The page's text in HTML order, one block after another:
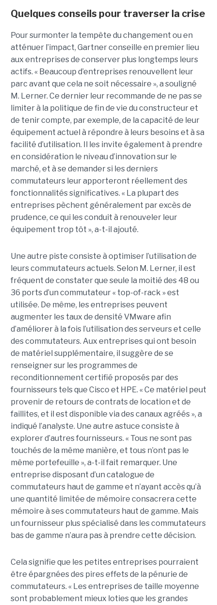
Quelques conseils pour traverser la crise
Pour surmonter la tempête du changement ou en
atténuer l’impact, Gartner conseille en premier lieu
aux entreprises de conserver plus longtemps leurs
actifs. « Beaucoup d’entreprises renouvellent leur
parc avant que cela ne soit nécessaire », a souligné
M. Lerner. Ce dernier leur recommande de ne pas se
limiter à la politique de fin de vie du constructeur et
de tenir compte, par exemple, de la capacité de leur
équipement actuel à répondre à leurs besoins et à sa
facilité d’utilisation. Il les invite également à prendre
en considération le niveau d’innovation sur le
marché, et à se demander si les derniers
commutateurs leur apporteront réellement des
fonctionnalités significatives. « La plupart des
entreprises pèchent généralement par excès de
prudence, ce qui les conduit à renouveler leur
équipement trop tôt », a-t-il ajouté.
Une autre piste consiste à optimiser l’utilisation de
leurs commutateurs actuels. Selon M. Lerner, il est
fréquent de constater que seule la moitié des 48 ou
36 ports d’un commutateur « top-of-rack » est
utilisée. De même, les entreprises peuvent
augmenter les taux de densité VMware afin
d’améliorer à la fois l’utilisation des serveurs et celle
des commutateurs. Aux entreprises qui ont besoin
de matériel supplémentaire, il suggère de se
renseigner sur les programmes de
reconditionnement certifié proposés par des
fournisseurs tels que Cisco et HPE. « Ce matériel peut
provenir de retours de contrats de location et de
faillites, et il est disponible via des canaux agréés », a
indiqué l’analyste. Une autre astuce consiste à
explorer d’autres fournisseurs. « Tous ne sont pas
touchés de la même manière, et tous n’ont pas le
même portefeuille », a-t-il fait remarquer. Une
entreprise disposant d’un catalogue de
commutateurs haut de gamme et n’ayant accès qu’à
une quantité limitée de mémoire consacrera cette
mémoire à ses commutateurs haut de gamme. Mais
un fournisseur plus spécialisé dans les commutateurs
bas de gamme n’aura pas à prendre cette décision.
Cela signifie que les petites entreprises pourraient
être épargnées des pires effets de la pénurie de
commutateurs. « Les entreprises de taille moyenne
sont probablement mieux loties que les grandes